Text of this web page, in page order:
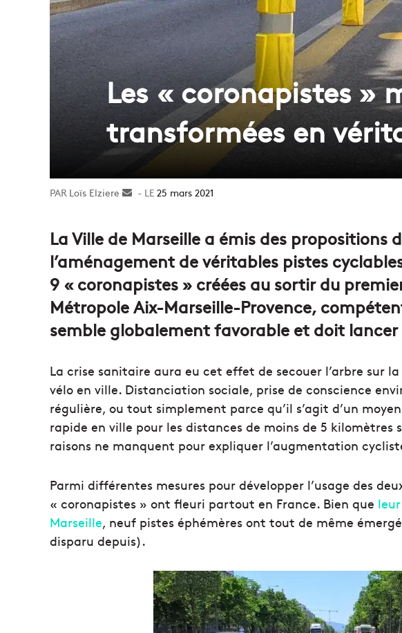
Les « coronapistes »
transformées en
Loïs Elziere
Envoyer25 mars 2021
La Ville de Marseille a émis des propositions
l’aménagement de véritables pistes
9 « coronapistes » créées au sortir du
Métropole Aix-Marseille-Provence,
semble globalement favorable et doit lancer
La crise sanitaire aura eu cet effet de secouer l’arbre sur
vélo en ville. Distanciation sociale, prise de conscience
régulière, ou tout simplement parce qu’il s’agit d’un
rapide en ville pour les distances de moins de 5 kilomètres
raisons ne manquent pour expliquer l’augmentation
Parmi différentes mesures pour développer l’usage des
« coronapistes » ont fleuri partout en France. Bien que
Marseille, neuf pistes éphémères ont tout de même
disparu depuis).